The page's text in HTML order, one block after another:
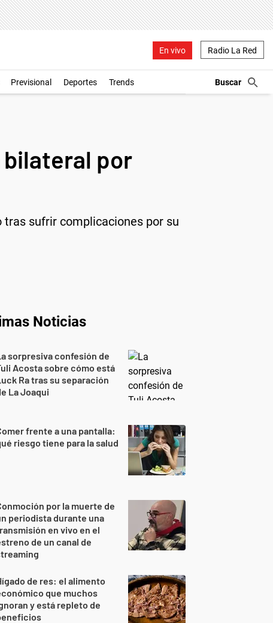
En vivo Radio La Red
Previsional Deportes Trends
bilateral por
sufrir complicaciones por su
Noticias
sorpresiva confesión de
Acosta sobre cómo está
Ra tras su separación
La Joaqui
frente a una pantalla:
riesgo tiene para la salud
por la muerte de
periodista durante una
en vivo en el
de un canal de
de res: el alimento
que muchos
y está repleto de